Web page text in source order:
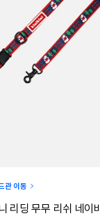
관 이동
리딩 무무 리쉬 네이비